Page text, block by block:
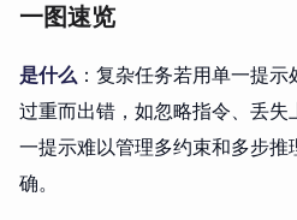
一图速览
是什么 ：复杂任务若用单一提
过重而出错，如忽略指令、丢
一提示难以管理多约束和多步
确。